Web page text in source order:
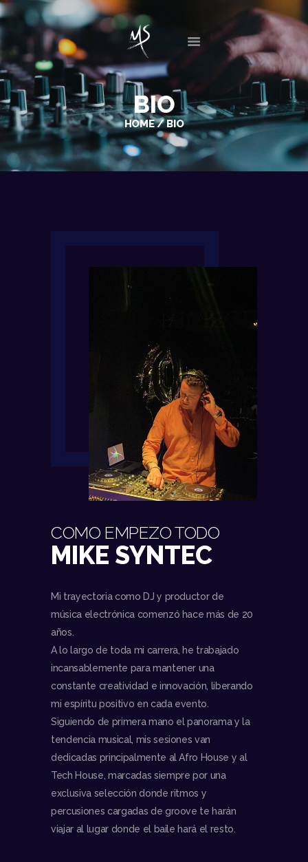
BIO
HOME BIO
INICIO
BIO
DISCOGRAFÍA
SESIONES
EVENTOS
COMO EMPEZO TODO
MIKE SYNTEC
Mi trayectoria como DJ y productor de
música electrónica comenzó hace más de 20
años.
A lo largo de toda mi carrera, he trabajado
incansablemente para mantener una
constante creatividad e innovación, liberando
mi espíritu positivo en cada evento.
Siguiendo de primera mano el panorama y la
tendencia musical, mis sesiones van
dedicadas principalmente al Afro House y al
Tech House, marcadas siempre por una
exclusiva selección donde ritmos y
percusiones cargadas de groove te harán
viajar al lugar donde el baile hará el resto.